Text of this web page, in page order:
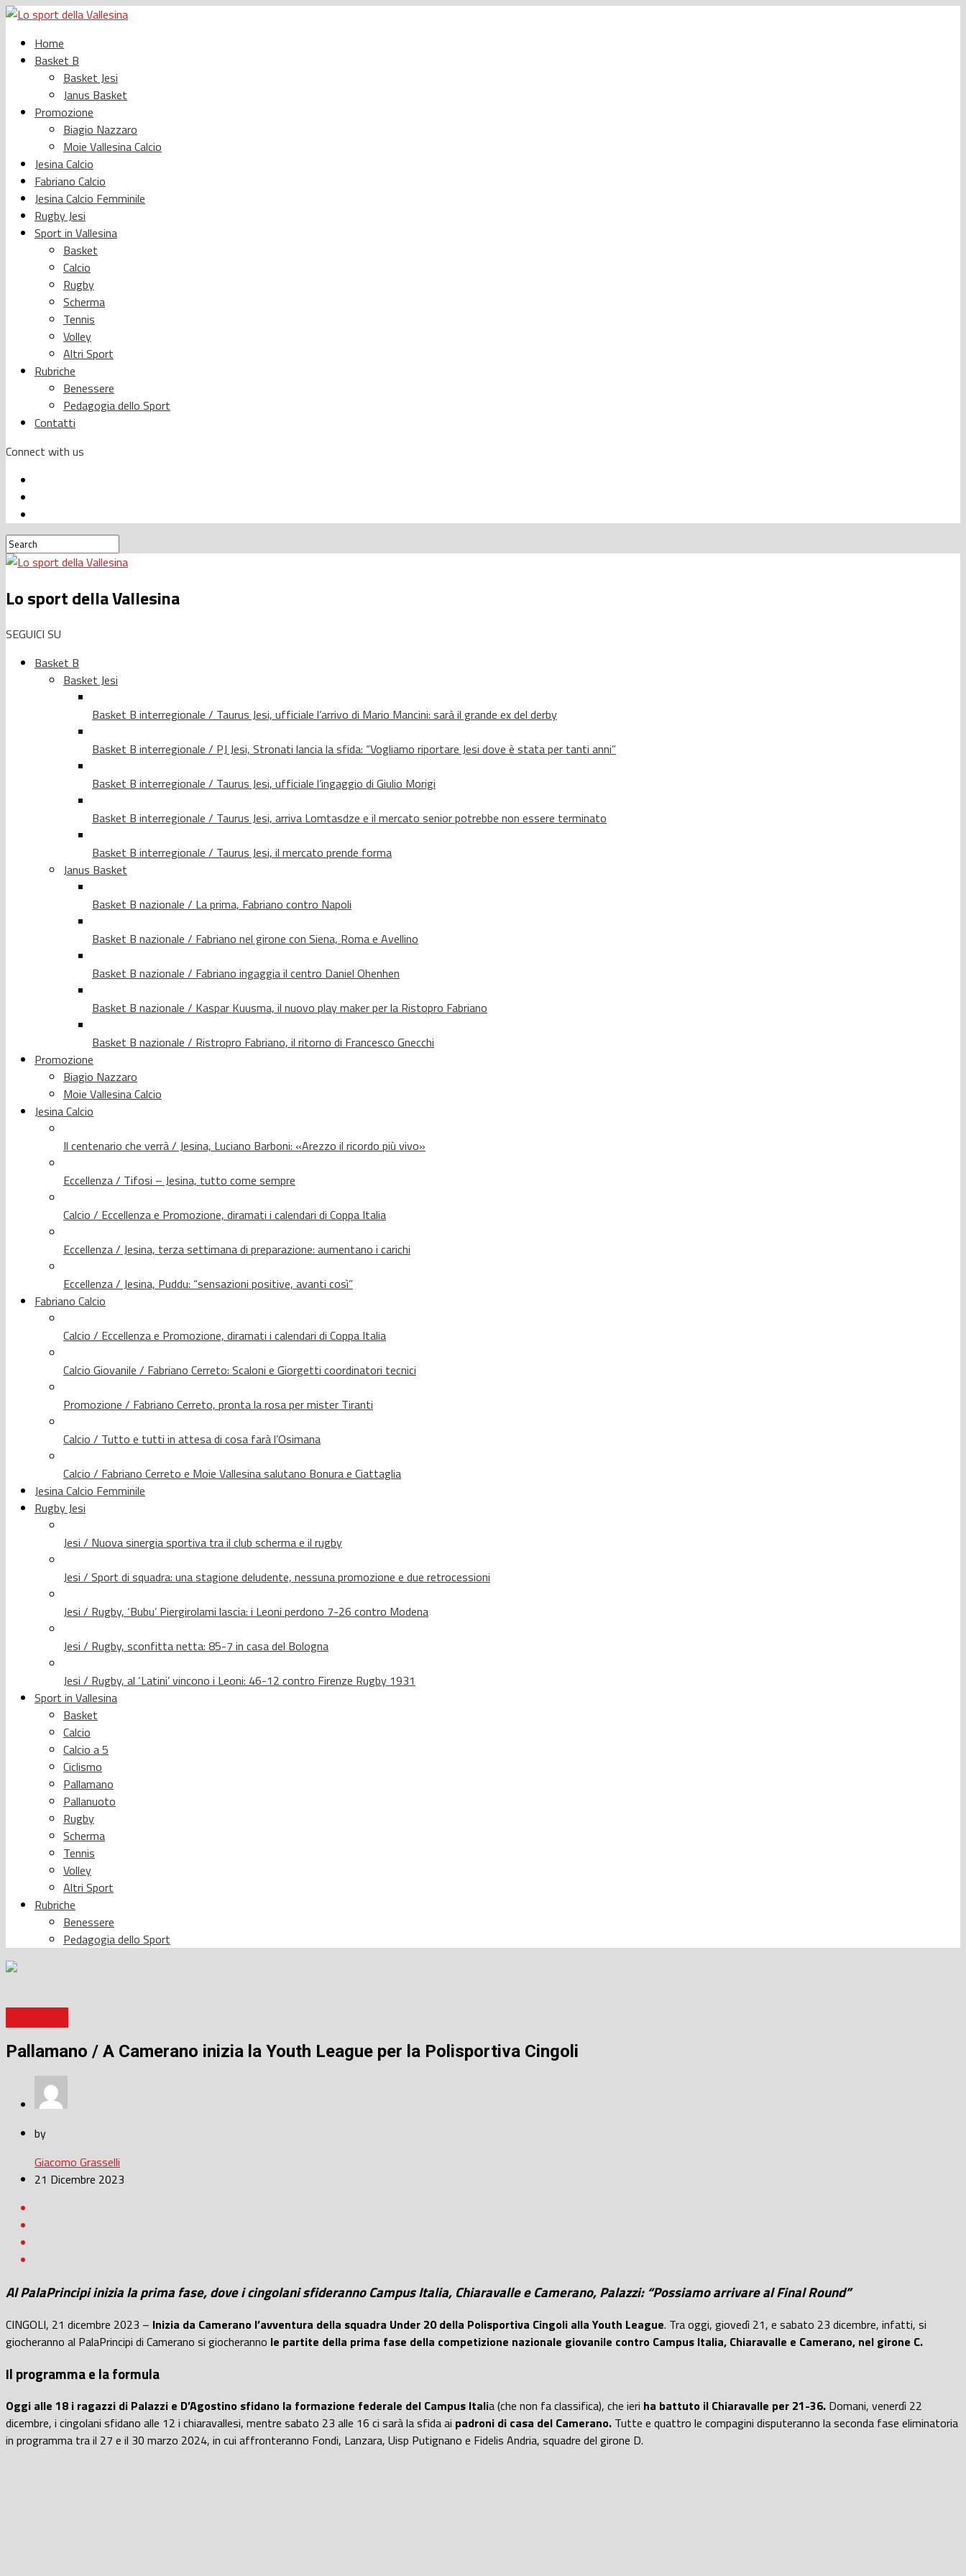
Home
Basket B
Basket Jesi
Janus Basket
Promozione
Biagio Nazzaro
Moie Vallesina Calcio
Jesina Calcio
Fabriano Calcio
Jesina Calcio Femminile
Rugby Jesi
Sport in Vallesina
Basket
Calcio
Rugby
Scherma
Tennis
Volley
Altri Sport
Rubriche
Benessere
Pedagogia dello Sport
Contatti
Connect with us
Lo sport della Vallesina
SEGUICI SU
Basket B
Basket Jesi
Basket B interregionale / Taurus Jesi, ufficiale l’arrivo di Mario Mancini: sarà il grande ex del derby
Basket B interregionale / PJ Jesi, Stronati lancia la sfida: “Vogliamo riportare Jesi dove è stata per tanti anni”
Basket B interregionale / Taurus Jesi, ufficiale l’ingaggio di Giulio Morigi
Basket B interregionale / Taurus Jesi, arriva Lomtasdze e il mercato senior potrebbe non essere terminato
Basket B interregionale / Taurus Jesi, il mercato prende forma
Janus Basket
Basket B nazionale / La prima, Fabriano contro Napoli
Basket B nazionale / Fabriano nel girone con Siena, Roma e Avellino
Basket B nazionale / Fabriano ingaggia il centro Daniel Ohenhen
Basket B nazionale / Kaspar Kuusma, il nuovo play maker per la Ristopro Fabriano
Basket B nazionale / Ristropro Fabriano, il ritorno di Francesco Gnecchi
Promozione
Biagio Nazzaro
Moie Vallesina Calcio
Jesina Calcio
Il centenario che verrà / Jesina, Luciano Barboni: «Arezzo il ricordo più vivo»
Eccellenza / Tifosi – Jesina, tutto come sempre
Calcio / Eccellenza e Promozione, diramati i calendari di Coppa Italia
Eccellenza / Jesina, terza settimana di preparazione: aumentano i carichi
Eccellenza / Jesina, Puddu: “sensazioni positive, avanti così”
Fabriano Calcio
Calcio / Eccellenza e Promozione, diramati i calendari di Coppa Italia
Calcio Giovanile / Fabriano Cerreto: Scaloni e Giorgetti coordinatori tecnici
Promozione / Fabriano Cerreto, pronta la rosa per mister Tiranti
Calcio / Tutto e tutti in attesa di cosa farà l’Osimana
Calcio / Fabriano Cerreto e Moie Vallesina salutano Bonura e Ciattaglia
Jesina Calcio Femminile
Rugby Jesi
Jesi / Nuova sinergia sportiva tra il club scherma e il rugby
Jesi / Sport di squadra: una stagione deludente, nessuna promozione e due retrocessioni
Jesi / Rugby, ‘Bubu’ Piergirolami lascia: i Leoni perdono 7-26 contro Modena
Jesi / Rugby, sconfitta netta: 85-7 in casa del Bologna
Jesi / Rugby, al ‘Latini’ vincono i Leoni: 46-12 contro Firenze Rugby 1931
Sport in Vallesina
Basket
Calcio
Calcio a 5
Ciclismo
Pallamano
Pallanuoto
Rugby
Scherma
Tennis
Volley
Altri Sport
Rubriche
Benessere
Pedagogia dello Sport
Pallamano / A Camerano inizia la Youth League per la Polisportiva Cingoli
by
Giacomo Grasselli
21 Dicembre 2023
Al PalaPrincipi inizia la prima fase, dove i cingolani sfideranno Campus Italia, Chiaravalle e Camerano, Palazzi: “Possiamo arrivare al Final Round”
CINGOLI, 21 dicembre 2023 – Inizia da Camerano l’avventura della squadra Under 20 della Polisportiva Cingoli alla Youth League. Tra oggi, giovedì 21, e sabato 23 dicembre, infatti, si
giocheranno al PalaPrincipi di Camerano si giocheranno le partite della prima fase della competizione nazionale giovanile contro Campus Italia, Chiaravalle e Camerano, nel girone C.
Il programma e la formula
Oggi alle 18 i ragazzi di Palazzi e D’Agostino sfidano la formazione federale del Campus Italia (che non fa classifica), che ieri ha battuto il Chiaravalle per 21-36. Domani, venerdì 22
dicembre, i cingolani sfidano alle 12 i chiaravallesi, mentre sabato 23 alle 16 ci sarà la sfida ai padroni di casa del Camerano. Tutte e quattro le compagini disputeranno la seconda fase eliminatoria
in programma tra il 27 e il 30 marzo 2024, in cui affronteranno Fondi, Lanzara, Uisp Putignano e Fidelis Andria, squadre del girone D.